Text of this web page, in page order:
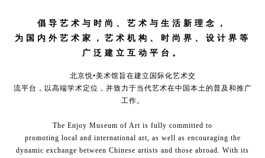
倡导艺术与时尚、艺术与生活新理念，
为国内外艺术家，艺术机构、时尚界、设计界等
广泛建立互动平台。
北京悦•美术馆旨在建立国际化艺术交
流平台，以高端学术定位，并致力于当代艺术在中国本土的普及和推广
工作。
The Enjoy Museum of Art is fully committed to
promoting local and international art, as well as encouraging the
dynamic exchange between Chinese artists and those abroad. With its